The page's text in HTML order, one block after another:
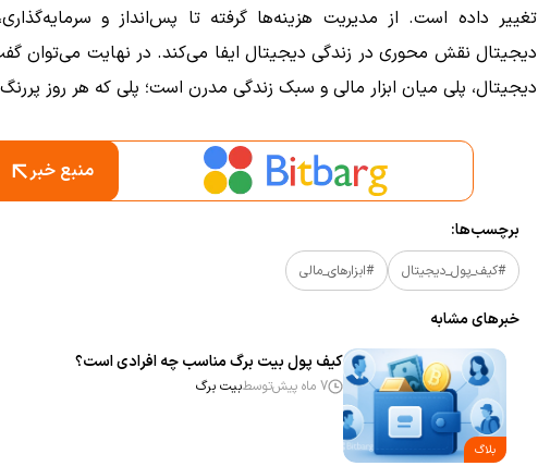
تغییر داده است. از مدیریت هزینه‌ها گرفته تا پس‌انداز و
دیجیتال نقش محوری در زندگی دیجیتال ایفا می‌کند. در نهایت می‌توان
دیجیتال، پلی میان ابزار مالی و سبک زندگی مدرن است؛ پلی که هر روز
منبع خبر
برچسب‌ها:
#کیف_پول_دیجیتال #ابزارهای_مالی
خبر‌های مشابه
بلاگ
کیف پول بیت برگ مناسب چه افرادی است؟
7 ماه پیش توسطبیت برگ